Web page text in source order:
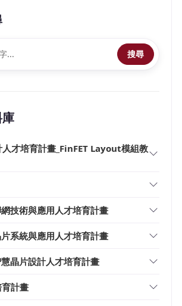
搜尋
才培育計畫_FinFET Layout模組教
技術與應用人才培育計畫
系統與應用人才培育計畫
晶片設計人才培育計畫
計畫